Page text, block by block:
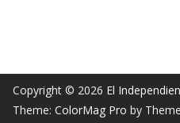
Copyright © 2026 El
Theme: ColorMag Pro by